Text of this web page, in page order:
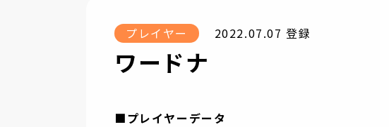
プレイヤー 2022.07.07 登録
ワードナ
■プレイヤーデータ